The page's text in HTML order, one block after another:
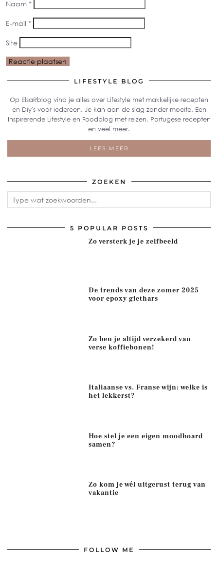
Naam *
E-mail *
Site
LIFESTYLE BLOG
Op ElsaRblog vind je alles over Lifestyle met makkelijke recepten
en Diy's voor iedereen. Je kan aan de slag zonder moeite. Een
Inspirerende Lifestyle en Foodblog met reizen, Portugese recepten
en veel meer.
LEES MEER
ZOEKEN
5 POPULAR POSTS
Zo versterk je je zelfbeeld
De trends van deze zomer 2025
voor epoxy giethars
Zo ben je altijd verzekerd van
verse koffiebonen!
Italiaanse vs. Franse wijn: welke is
het lekkerst?
Hoe stel je een eigen moodboard
samen?
Zo kom je wél uitgerust terug van
vakantie
FOLLOW ME